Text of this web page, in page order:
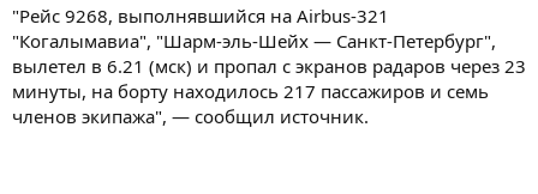
"Рейс 9268, выполнявшийся на Airbus-321
"Когалымавиа", "Шарм-эль-Шейх — Санкт-Петербург",
вылетел в 6.21 (мск) и пропал с экранов радаров через 23
минуты, на борту находилось 217 пассажиров и семь
членов экипажа", — сообщил источник.